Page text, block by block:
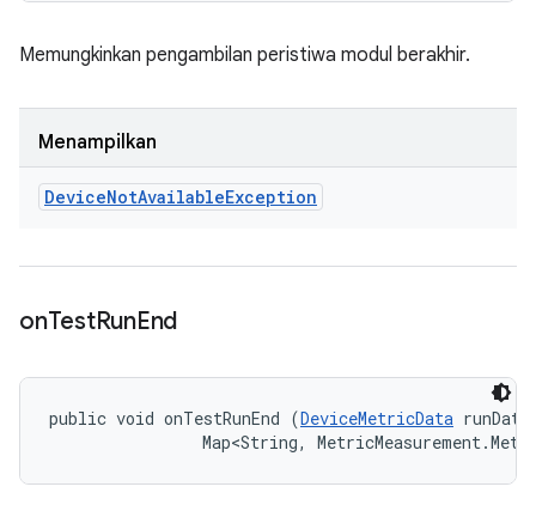
Memungkinkan pengambilan peristiwa modul berakhir.
Menampilkan
DeviceNotAvailableException
onTestRunEnd
public void onTestRunEnd (DeviceMetricData
Map<String,